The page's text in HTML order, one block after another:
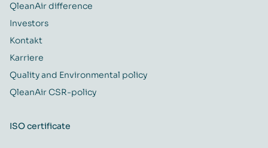
QleanAir difference
Investors
Kontakt
Karriere
Quality and Environmental policy
QleanAir CSR-policy
ISO certificate